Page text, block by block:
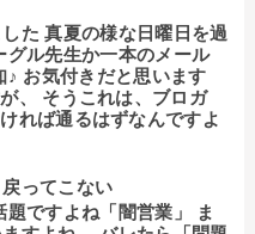
た 真夏の様な日曜日を過
グル先生か一本のメール
♪ お気付きだと思います
、 そうこれは、ブロガ
れば通るはずなんですよ
ってこない
ですよね「闇営業」 ま